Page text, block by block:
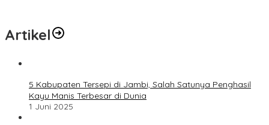
Artikel
5 Kabupaten Tersepi di Jambi, Salah Satunya Penghasil
Kayu Manis Terbesar di Dunia
1 Juni 2025